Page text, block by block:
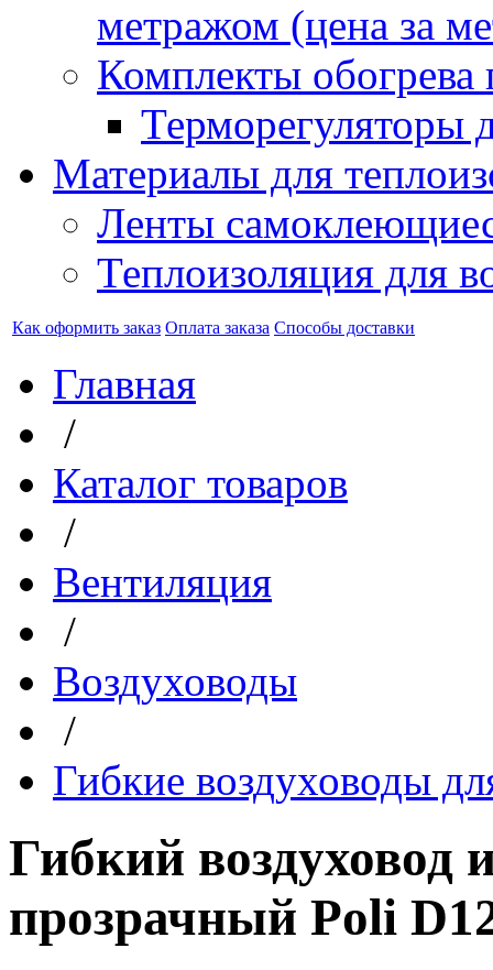
метражом (цена за
Комплекты обогрева
Терморегуляторы
Материалы для
Ленты
Теплоизоляция для
Как оформить заказ Оплата заказа Способы доставки
Главная
/
Каталог товаров
/
Вентиляция
/
Воздуховоды
/
Гибкие воздуховоды
Гибкий воздуховод
прозрачный Poli